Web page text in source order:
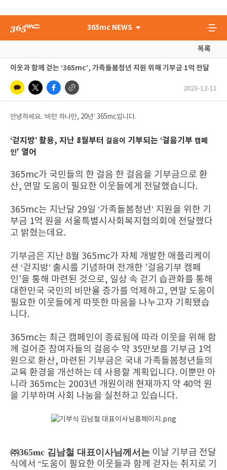
365mc NEWS
목록
이웃과 함께 걷는 ‘365mc’, 가족돌봄청년 지원 위해 기부금 1억 전달
2023-12-11
안녕하세요. ‘비만 하나만, 20년’ 365mc입니다.
‘걷지방’ 활용, 지난 8월부터 걸음이 기부되는 ‘걸음기부 캠페
인' 열어
365mc가 국민들의 한 걸음 한 걸음을 기부금으로 환
산, 연말 도움이 필요한 이웃들에게 전달했습니다.
365mc는 지난달 29일 ‘가족돌봄청년’ 지원을 위한 기
부금 1억 원을 서울특별시사회복지협의회에 전달했다
고 밝혔는데요.
기부금은 지난 8월 365mc가 자체 개발한 애플리케이
션 ‘걷지방’ 출시를 기념하며 전개한 '걸음기부 캠페
인'을 통해 마련된 것으로, 일상 속 걷기 습관화를 통해
대한민국 국민의 비만율 증가를 억제하고, 연말 도움이
필요한 이웃들에게 따뜻한 마음을 나누고자 기획됐습
니다.
365mc는 최근 캠페인이 종료됨에 따라 이웃을 위해 함
께 걸어준 참여자들의 걸음수 약 35만보를 기부금 1억
원으로 환산, 마련된 기부금은 국내 가족돌봄청년들의
교육 환경을 개선하는 데 사용할 계획입니다. 이뿐만 아
니라 365mc는 2003년 개원이래 현재까지 약 40억 원
을 기부하며 사회 나눔을 실천하고 있습니다.
㈜365mc 김남철 대표이사님께서는 이날 기부금 전달
식에서 “도움이 필요한 이웃들과 함께 걷자는 취지로 기